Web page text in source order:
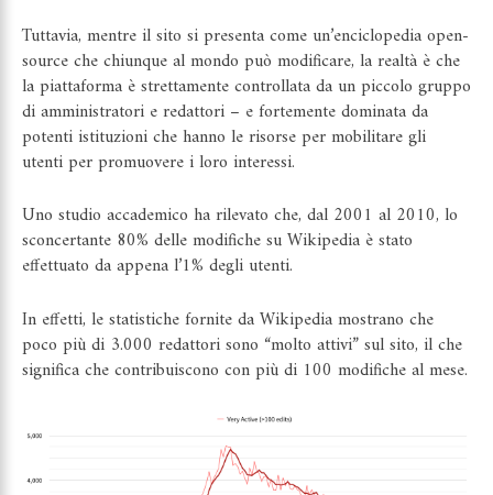
Tuttavia, mentre il sito si presenta come un’enciclopedia open-
source che chiunque al mondo può modificare, la realtà è che
la piattaforma è strettamente controllata da un piccolo gruppo
di amministratori e redattori – e fortemente dominata da
potenti istituzioni che hanno le risorse per mobilitare gli
utenti per promuovere i loro interessi.
Uno studio accademico ha rilevato che, dal 2001 al 2010, lo
sconcertante 80% delle modifiche su Wikipedia è stato
effettuato da appena l’1% degli utenti.
In effetti, le statistiche fornite da Wikipediamostrano che
poco più di 3.000 redattori sono “molto attivi” sul sito, il che
significa che contribuiscono con più di 100 modifiche al mese.